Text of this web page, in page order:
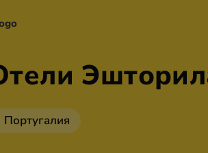
Португалия